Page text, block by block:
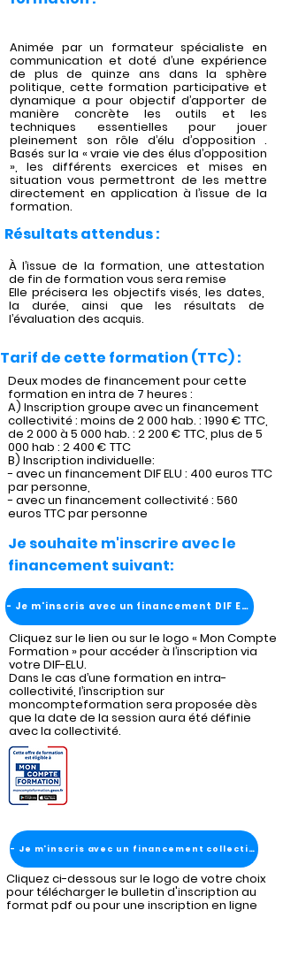
Animée par un formateur spécialiste en
communication et doté d’une expérience
de plus de quinze ans dans la sphère
politique, cette formation participative et
dynamique a pour objectif d’apporter de
manière concrète les outils et les
techniques essentielles pour jouer
pleinement son rôle d’élu d’opposition .
Basés sur la « vraie vie des élus d’opposition
», les différents exercices et mises en
situation vous permettront de les mettre
directement en application à l’issue de la
formation.
Résultats attendus :
À l’issue de la formation, une attestation
de fin de formation vous sera remise
Elle précisera les objectifs visés, les dates,
la durée, ainsi que les résultats de
l’évaluation des acquis.
Tarif de cette formation (TTC) :
Deux modes de financement pour cette
formation en intra de 7 heures :
A) Inscription groupe avec un financement
collectivité : moins de 2 000 hab. : 1990 € TTC,
de 2 000 à 5 000 hab. : 2 200 € TTC, plus de 5
000 hab : 2 400 € TTC
B) Inscription individuelle:
- avec un financement DIF ELU : 400 euros TTC
par personne,
- avec un financement collectivité : 560
euros TTC par personne
Je souhaite m'inscrire avec le
financement suivant:
- Je m'inscris avec un financement DIF ELU
Cliquez sur le lien ou sur le logo « Mon Compte
Formation » pour accéder à l’inscription via
votre DIF-ELU.
Dans le cas d’une formation en intra-
collectivité, l’inscription sur
moncompteformation sera proposée dès
que la date de la session aura été définie
avec la collectivité.
- Je m'inscris avec un financement collectivité
Cliquez ci-dessous sur le logo de votre choix
pour télécharger le bulletin d'inscription au
format pdf ou pour une inscription en ligne